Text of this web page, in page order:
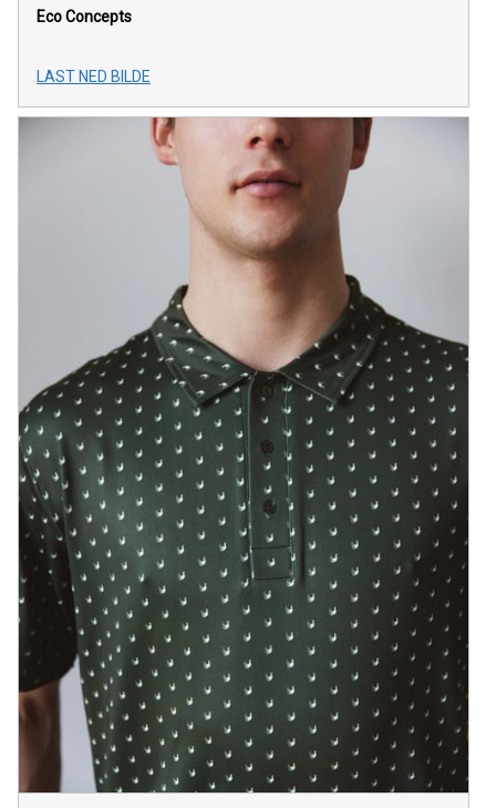
Eco Concepts
LAST NED BILDE